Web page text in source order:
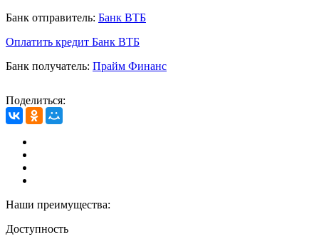
Банк отправитель: Банк ВТБ
Оплатить кредит Банк ВТБ
Банк получатель: Прайм Финанс
Поделиться:
Наши преимущества:
Доступность